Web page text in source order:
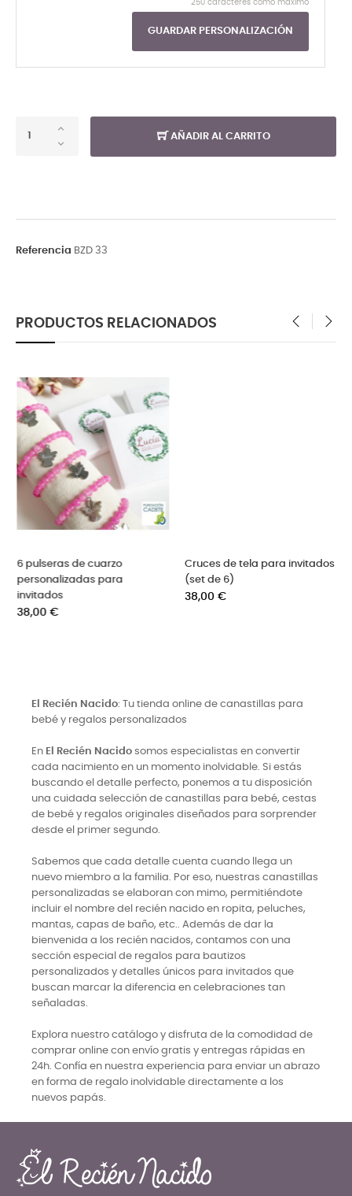
250 caracteres como máximo
GUARDAR PERSONALIZACIÓN
AÑADIR AL CARRITO
Referencia BZD 33
PRODUCTOS RELACIONADOS
Cruces de tela para invitados
(set de 6)
Precio
38,00 €
6 sets de chocolatinas
personalizadas
Precio
32,00 €
El Recién Nacido: Tu tienda online de canastillas para
bebé y regalos personalizados
En El Recién Nacido somos especialistas en convertir
cada nacimiento en un momento inolvidable. Si estás
buscando el detalle perfecto, ponemos a tu disposición
una cuidada selección de canastillas para bebé, cestas
de bebé y regalos originales diseñados para sorprender
desde el primer segundo.
Sabemos que cada detalle cuenta cuando llega un
nuevo miembro a la familia. Por eso, nuestras canastillas
personalizadas se elaboran con mimo, permitiéndote
incluir el nombre del recién nacido en ropita, peluches,
mantas, capas de baño, etc.. Además de dar la
bienvenida a los recién nacidos, contamos con una
sección especial de regalos para bautizos
personalizados y detalles únicos para invitados que
buscan marcar la diferencia en celebraciones tan
señaladas.
Explora nuestro catálogo y disfruta de la comodidad de
comprar online con envío gratis y entregas rápidas en
24h. Confía en nuestra experiencia para enviar un abrazo
en forma de regalo inolvidable directamente a los
nuevos papás.